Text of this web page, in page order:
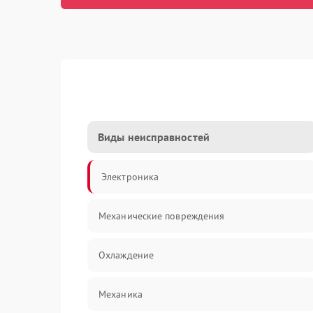
Виды неисправностей
Электроника
Механические повреждения
Охлаждение
Механика